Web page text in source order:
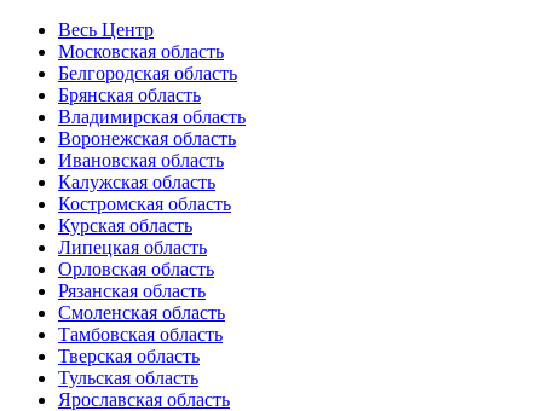
Весь Центр
Московская область
Белгородская область
Брянская область
Владимирская область
Воронежская область
Ивановская область
Калужская область
Костромская область
Курская область
Липецкая область
Орловская область
Рязанская область
Смоленская область
Тамбовская область
Тверская область
Тульская область
Ярославская область